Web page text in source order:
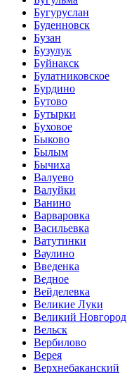
Бугуруслан
Буденновск
Бузан
Бузулук
Буйнакск
Булатниковское
Бурдино
Бутово
Бутырки
Буховое
Быково
Былым
Бычиха
Валуево
Валуйки
Ванино
Варваровка
Васильевка
Ватутинки
Ваулино
Введенка
Ведное
Вейделевка
Великие Луки
Великий Новгород
Вельск
Вербилово
Верея
Верхнебаканский